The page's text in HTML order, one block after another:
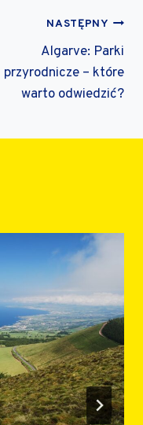
NASTĘPNY
Algarve: Parki
przyrodnicze – które
warto odwiedzić?